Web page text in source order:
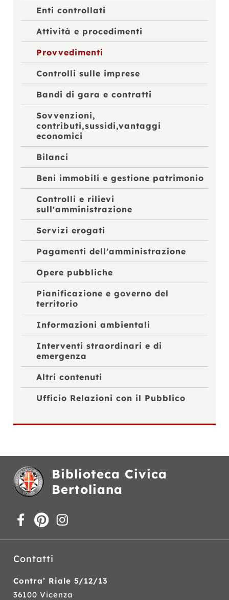
Enti controllati
Attività e procedimenti
Provvedimenti
Controlli sulle imprese
Bandi di gara e contratti
Sovvenzioni,
contributi,sussidi,vantaggi
economici
Bilanci
Beni immobili e gestione patrimonio
Controlli e rilievi
sull'amministrazione
Servizi erogati
Pagamenti dell'amministrazione
Opere pubbliche
Pianificazione e governo del
territorio
Informazioni ambientali
Interventi straordinari e di
emergenza
Altri contenuti
Ufficio Relazioni con il Pubblico
Biblioteca Civica
Bertoliana
Contatti
Contra’ Riale 5/12/13
36100 Vicenza